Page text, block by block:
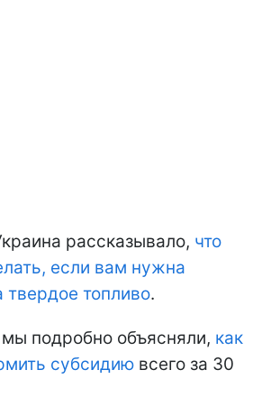
рассказывало, что
если вам нужна
твердое топливо.
подробно объясняли, как
субсидию всего за 30